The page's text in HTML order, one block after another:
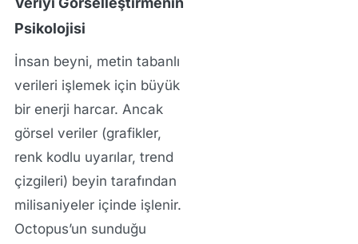
Psikolojisi
İnsan beyni, metin tabanlı
verileri işlemek için büyük
bir enerji harcar. Ancak
görsel veriler (grafikler,
renk kodlu uyarılar, trend
çizgileri) beyin tarafından
milisaniyeler içinde işlenir.
Octopus’un sunduğu